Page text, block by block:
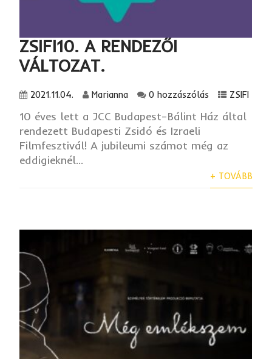
ZSIFI10. A RENDEZŐI
VÁLTOZAT.
2021.11.04. Marianna 0 hozzászólás ZSIFI
10 éves lett a JCC Budapest–Bálint Ház által
rendezett Budapesti Zsidó és Izraeli
Filmfesztivál! A jubileumi számot még az
eddigieknél...
+ TOVÁBB